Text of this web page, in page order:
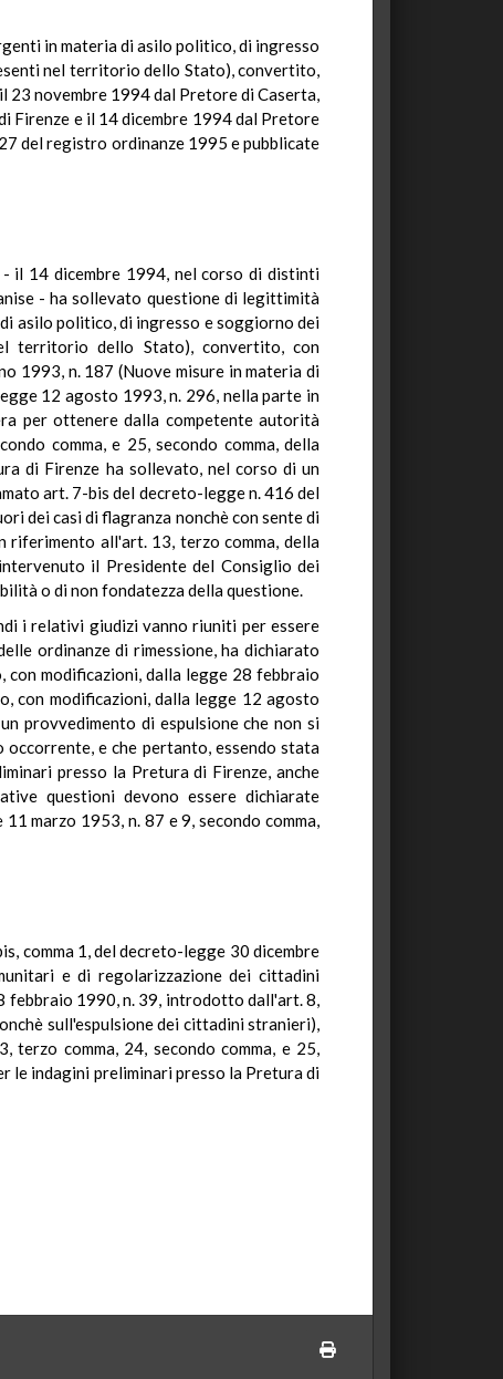
in materia di asilo politico, di ingresso
nel territorio dello Stato), convertito,
23 novembre 1994 dal Pretore di Caserta,
Firenze e il 14 dicembre 1994 dal Pretore
del registro ordinanze 1995 e pubblicate
il 14 dicembre 1994, nel corso di distinti
- ha sollevato questione di legittimità
asilo politico, di ingresso e soggiorno dei
territorio dello Stato), convertito, con
1993, n. 187 (Nuove misure in materia di
12 agosto 1993, n. 296, nella parte in
per ottenere dalla competente autorità
comma, e 25, secondo comma, della
di Firenze ha sollevato, nel corso di un
art. 7-bis del decreto-legge n. 416 del
dei casi di flagranza nonchè con sente di
riferimento all'art. 13, terzo comma, della
il Presidente del Consiglio dei
o di non fondatezza della questione.
i relativi giudizi vanno riuniti per essere
ordinanze di rimessione, ha dichiarato
modificazioni, dalla legge 28 febbraio
con modificazioni, dalla legge 12 agosto
provvedimento di espulsione che non si
e che pertanto, essendo stata
presso la Pretura di Firenze, anche
questioni devono essere dichiarate
marzo 1953, n. 87 e 9, secondo comma,
comma 1, del decreto-legge 30 dicembre
e di regolarizzazione dei cittadini
febbraio 1990, n. 39, introdotto dall'art. 8,
sull'espulsione dei cittadini stranieri),
comma, 24, secondo comma, e 25,
le indagini preliminari presso la Pretura di